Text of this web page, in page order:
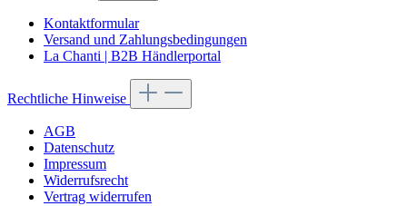
Kontaktformular
Versand und Zahlungsbedingungen
La Chanti | B2B Händlerportal
Rechtliche Hinweise
AGB
Datenschutz
Impressum
Widerrufsrecht
Vertrag widerrufen